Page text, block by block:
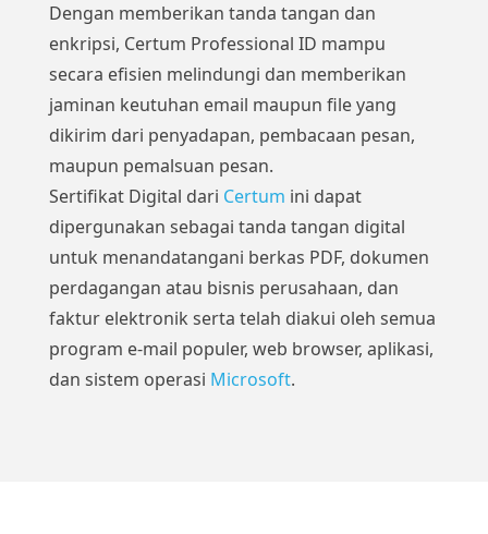
Dengan memberikan tanda tangan dan
enkripsi, Certum Professional ID mampu
secara efisien melindungi dan memberikan
jaminan keutuhan email maupun file yang
dikirim dari penyadapan, pembacaan pesan,
maupun pemalsuan pesan.
Sertifikat Digital dari Certum ini dapat
dipergunakan sebagai tanda tangan digital
untuk menandatangani berkas PDF, dokumen
perdagangan atau bisnis perusahaan, dan
faktur elektronik serta telah diakui oleh semua
program e-mail populer, web browser, aplikasi,
dan sistem operasi Microsoft.